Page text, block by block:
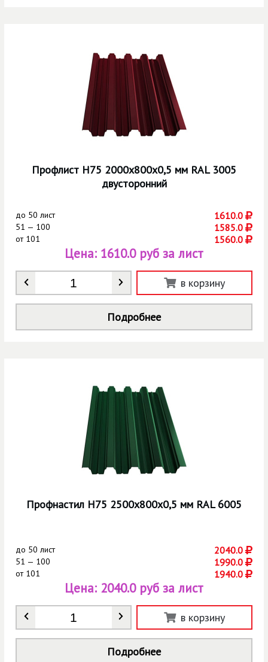
Профлист Н75 2000х800х0,5 мм RAL 3005
двусторонний
до 50 лист 1610.0
51 — 100 1585.0
от101 1560.0
Количество
Цена: 1610.0 руб за лист
в корзину
Подробнее
Профнастил Н75 2500х800х0,5 мм RAL 6005
до 50 лист 2040.0
51 — 100 1990.0
от101 1940.0
Количество
Цена: 2040.0 руб за лист
в корзину
Подробнее